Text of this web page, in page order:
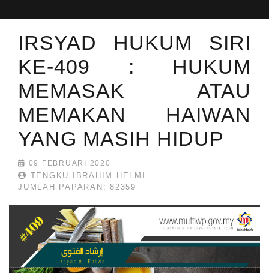
IRSYAD HUKUM SIRI
KE-409 : HUKUM
MEMASAK ATAU
MEMAKAN HAIWAN
YANG MASIH HIDUP
09 FEBRUARI 2020
TENGKU IBRAHIM HELMI
JUMLAH PAPARAN: 82359